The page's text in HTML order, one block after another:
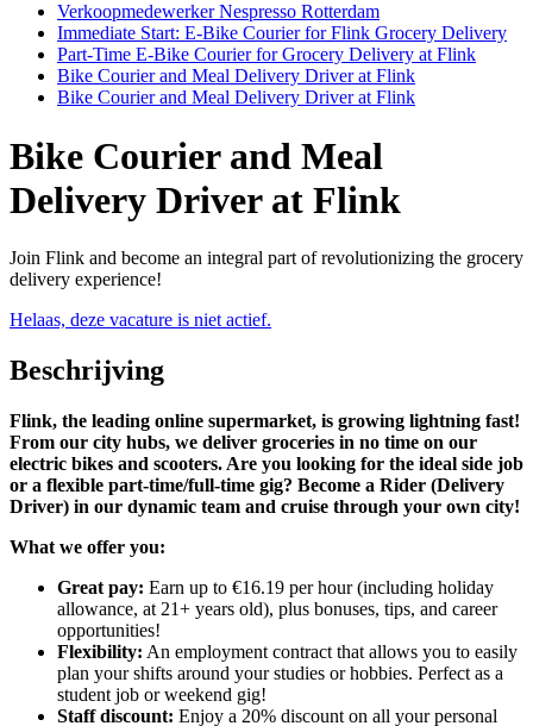
Verkoopmedewerker Nespresso Rotterdam
Immediate Start: E-Bike Courier for Flink Grocery Delivery
Part-Time E-Bike Courier for Grocery Delivery at Flink
Bike Courier and Meal Delivery Driver at Flink
Bike Courier and Meal Delivery Driver at Flink
Bike Courier and Meal
Delivery Driver at Flink
Join Flink and become an integral part of revolutionizing the grocery
delivery experience!
Helaas, deze vacature is niet actief.
Beschrijving
Flink, the leading online supermarket, is growing lightning fast!
From our city hubs, we deliver groceries in no time on our
electric bikes and scooters. Are you looking for the ideal side job
or a flexible part-time/full-time gig? Become a Rider (Delivery
Driver) in our dynamic team and cruise through your own city!
What we offer you:
Great pay: Earn up to €16.19 per hour (including holiday
allowance, at 21+ years old), plus bonuses, tips, and career
opportunities!
Flexibility: An employment contract that allows you to easily
plan your shifts around your studies or hobbies. Perfect as a
student job or weekend gig!
Staff discount: Enjoy a 20% discount on all your personal